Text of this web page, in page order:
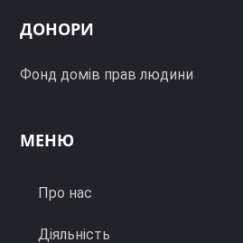
ДОНОРИ
Фонд домів прав людини
МЕНЮ
Про нас
Діяльність